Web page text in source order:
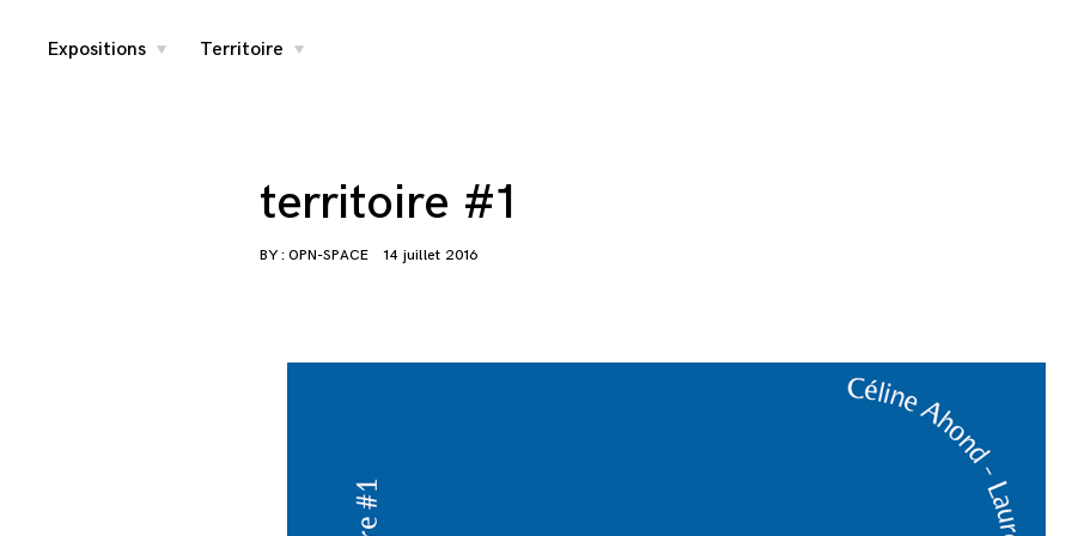
Skip
Expositions
toggle
Territoire
toggle
territoire #1
BY : OPN-SPACE 14 juillet 2016